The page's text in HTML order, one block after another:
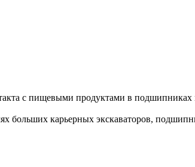
с пищевыми продуктами в подшипниках
больших карьерных экскаваторов,